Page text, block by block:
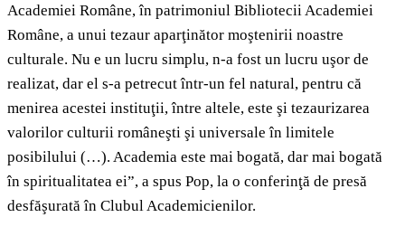
Academiei Române, în patrimoniul Bibliotecii Academiei
Române, a unui tezaur aparţinător moştenirii noastre
culturale. Nu e un lucru simplu, n-a fost un lucru uşor de
realizat, dar el s-a petrecut într-un fel natural, pentru că
menirea acestei instituţii, între altele, este şi tezaurizarea
valorilor culturii româneşti şi universale în limitele
posibilului (…). Academia este mai bogată, dar mai bogată
în spiritualitatea ei”, a spus Pop, la o conferinţă de presă
desfăşurată în Clubul Academicienilor.